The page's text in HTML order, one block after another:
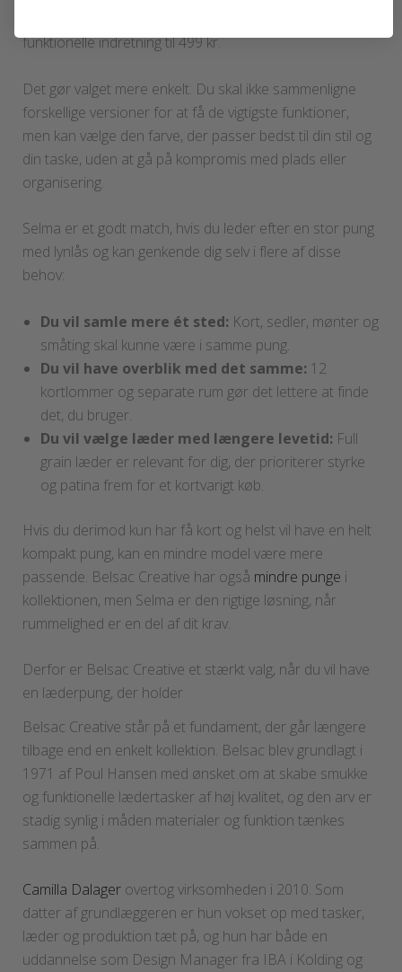
funktionelle indretning til 499 kr.
Det gør valget mere enkelt. Du skal ikke sammenligne
forskellige versioner for at få de vigtigste funktioner,
men kan vælge den farve, der passer bedst til din stil og
din taske, uden at gå på kompromis med plads eller
organisering.
Selma er et godt match, hvis du leder efter en stor pung
med lynlås og kan genkende dig selv i flere af disse
behov:
Du vil samle mere ét sted: Kort, sedler, mønter og
småting skal kunne være i samme pung.
Du vil have overblik med det samme: 12
kortlommer og separate rum gør det lettere at finde
det, du bruger.
Du vil vælge læder med længere levetid: Full
grain læder er relevant for dig, der prioriterer styrke
og patina frem for et kortvarigt køb.
Hvis du derimod kun har få kort og helst vil have en helt
kompakt pung, kan en mindre model være mere
passende. Belsac Creative har også mindre punge i
kollektionen, men Selma er den rigtige løsning, når
rummelighed er en del af dit krav.
Derfor er Belsac Creative et stærkt valg, når du vil have
en læderpung, der holder
Belsac Creative står på et fundament, der går længere
tilbage end en enkelt kollektion. Belsac blev grundlagt i
1971 af Poul Hansen med ønsket om at skabe smukke
og funktionelle lædertasker af høj kvalitet, og den arv er
stadig synlig i måden materialer og funktion tænkes
sammen på.
Camilla Dalagerovertog virksomheden i 2010. Som
datter af grundlæggeren er hun vokset op med tasker,
læder og produktion tæt på, og hun har både en
uddannelse som Design Manager fra IBA i Kolding og